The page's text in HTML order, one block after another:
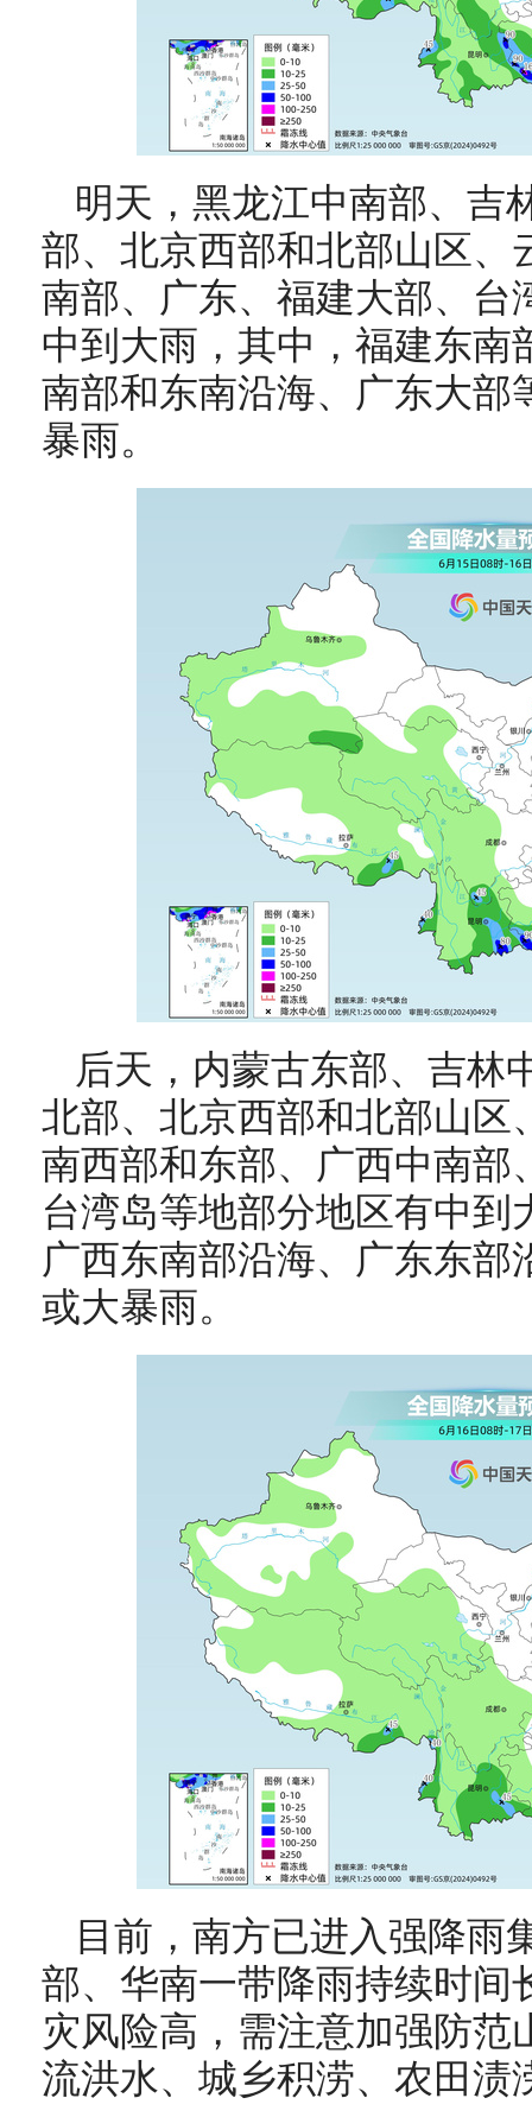
明天， 黑龙江中南部、吉
部、北京西部和北部山区、
南部、广东、福建大部、台
中到大雨，其中，福建东南
南部和东南沿海、广东大部
暴雨。
后天， 内蒙古东部、吉林
北部、北京西部和北部山区
南西部和东部、广西中南部
台湾岛等地部分地区有中到
广西东南部沿海、广东东
或大暴雨。
目前，南方已进入强降雨
部、华南一带降雨持续时间
灾风险高，需注意加强防范
流洪水、城乡积涝、农田渍